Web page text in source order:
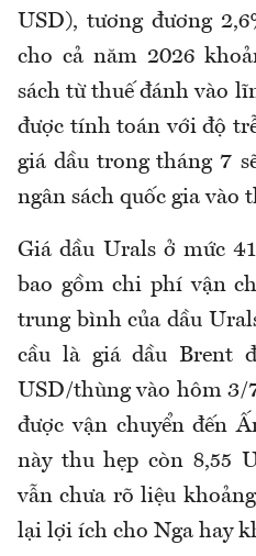
USD), tương đương
cho cả năm 2026
sách từ thuế đánh vào
được tính toán với độ
giá dầu trong tháng 7
ngân sách quốc gia vào
Giá dầu Urals ở mức
bao gồm chi phí vận
trung bình của dầu
cầu là giá dầu Brent
USD/thùng vào hôm 3/
được vận chuyển đến
này thu hẹp còn 8,55
vẫn chưa rõ liệu
lại lợi ích cho Nga hay